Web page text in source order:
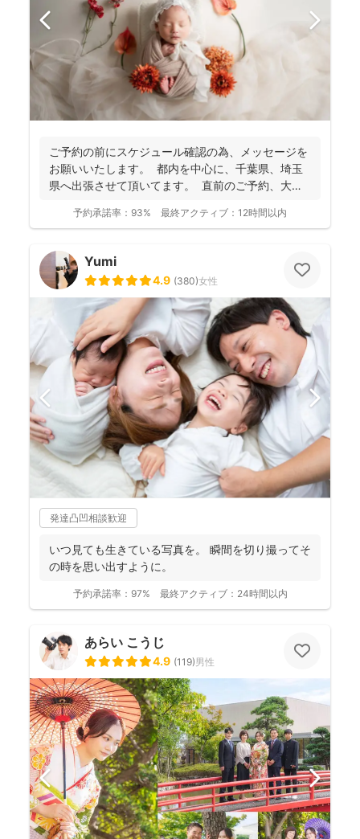
ご予約の前にスケジュール確認の為、 メッセージを
お願いいたします。 都内を中心に、千葉県、埼玉
県へ出張させて頂いてます。 直前のご予約、大歓
予約承諾率： 93% 最終アクティブ： 12時間以内
Yumi
4.9 (380)女性
発達凸凹相談歓迎
いつ見ても生きている写真を。 瞬間を切り撮ってそ
の時を思い出すように。
予約承諾率： 97% 最終アクティブ： 24時間以内
あらい こうじ
4.9 (119)男性